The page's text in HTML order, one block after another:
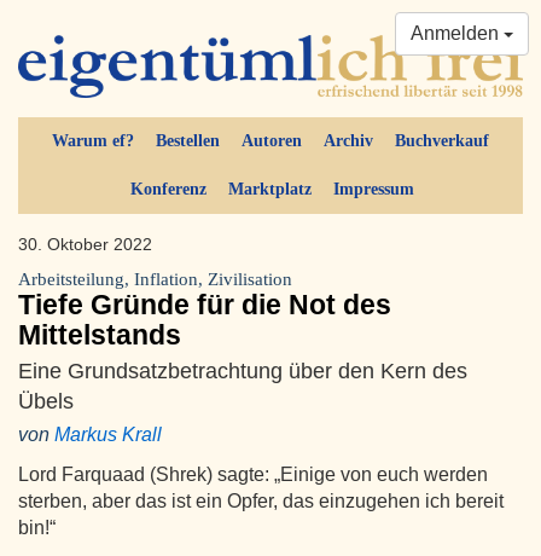
Warum ef? Bestellen Autoren Archiv Buchverkauf
Konferenz Marktplatz Impressum
Anmelden
30. Oktober 2022
Arbeitsteilung, Inflation, Zivilisation
Tiefe Gründe für die Not des
Mittelstands
Eine Grundsatzbetrachtung über den Kern des
Übels
von Markus Krall
Lord Farquaad (Shrek) sagte: „Einige von euch werden
sterben, aber das ist ein Opfer, das einzugehen ich bereit
bin!“